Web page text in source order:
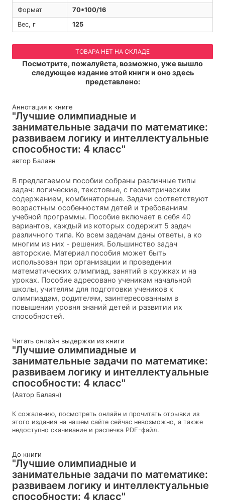
Формат
70*100/16
Вес, г
125
ТОВАРА НЕТ НА СКЛАДЕ
Посмотрите, пожалуйста, возможно, уже вышло
следующее издание этой книги и оно здесь
представлено:
Аннотация к книге
"Лучшие олимпиадные и
занимательные задачи по математике:
развиваем логику и интеллектуальные
способности: 4 класс"
автор Балаян
В предлагаемом пособии собраны различные типы
задач: логические, текстовые, с геометрическим
содержанием, комбинаторные. Задачи соответствуют
возрастным особенностям детей и требованиям
учебной программы. Пособие включает в себя 40
вариантов, каждый из которых содержит 5 задач
различного типа. Ко всем задачам даны ответы, а ко
многим из них - решения. Большинство задач
авторские. Материал пособия может быть
использован при организации и проведении
математических олимпиад, занятий в кружках и на
уроках. Пособие адресовано ученикам начальной
школы, учителям для подготовки учеников к
олимпиадам, родителям, заинтересованным в
повышении уровня знаний детей и развитии их
способностей.
Читать онлайн выдержки из книги
"Лучшие олимпиадные и
занимательные задачи по математике:
развиваем логику и интеллектуальные
способности: 4 класс"
(Автор Балаян)
К сожалению, посмотреть онлайн и прочитать отрывки из
этого издания на нашем сайте сейчас невозможно, а также
недоступно скачивание и распечка PDF-файл.
До книги
"Лучшие олимпиадные и
занимательные задачи по математике:
развиваем логику и интеллектуальные
способности: 4 класс"